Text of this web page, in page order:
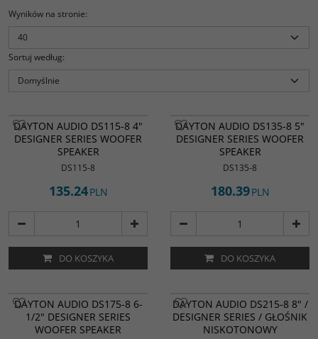
Wyników na stronie:
Sortuj według:
DAYTON AUDIO DS115-8 4"
DESIGNER SERIES WOOFER
SPEAKER
DS115-8
135.24PLN
DO KOSZYKA
DAYTON AUDIO DS135-8 5"
DESIGNER SERIES WOOFER
SPEAKER
DS135-8
180.39PLN
DO KOSZYKA
DAYTON AUDIO DS175-8 6-
1/2" DESIGNER SERIES
WOOFER SPEAKER
DAYTON AUDIO DS215-8 8" /
DESIGNER SERIES / GŁOŚNIK
NISKOTONOWY